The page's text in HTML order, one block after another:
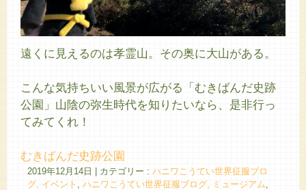
遠くに見えるのは孝霊山。その奥に大山がある。
こんな気持ちいい風景が広がる「むきばんだ史跡
公園」山陰の弥生時代を知りたいなら、是非行っ
てみてくれ！
むきばんだ史跡公園
2019年12月14日 カテゴリー : ハニワこうてい世界征服ブロ
グ, イベント , ハニワこうてい世界征服ブログ, ミュージアム,